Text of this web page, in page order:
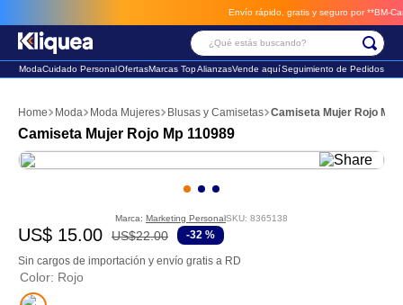
Envío rápido, gratis y seguro por **BM-Cargo**
¿Qué estás buscando?
ModaCuidado PersonalOfertasMarcas TopAlianzasVende aquíSeguimiento de Pedidos
Moda Moda Mujeres Blusas y Camisetas Camiseta Mujer Rojo Mp
Camiseta Mujer Rojo Mp 110989
Marca: Marketing PersonalSKU: 8365138
US$ 15.00 US$22.00 -32 %
Sin cargos de importación y envío gratis a RD
Color: Rojo
2. faldas